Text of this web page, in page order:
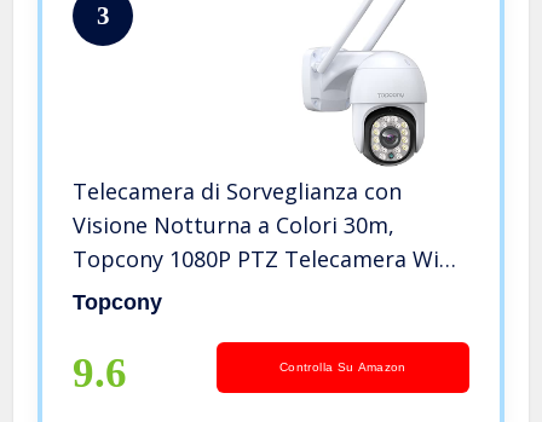
3
Telecamera di Sorveglianza con
Visione Notturna a Colori 30m,
Topcony 1080P PTZ Telecamera Wifi
Esterno/Interno con Pan 355° e Tilt
Impermeabile IP66, Supporto
ONVIF/NVR
Topcony
9.6 Controlla Su Amazon